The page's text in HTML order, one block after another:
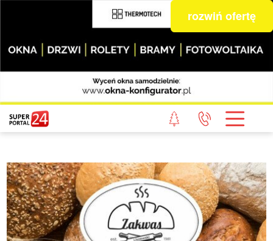
rozwiń ofertę